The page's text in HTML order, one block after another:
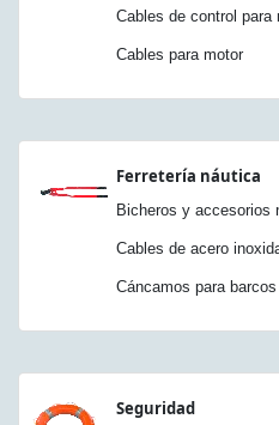
Cables de control para
Cables para motor
Ferretería náutica
Bicheros y accesorios
Cables de acero
Cáncamos para barcos
Seguridad